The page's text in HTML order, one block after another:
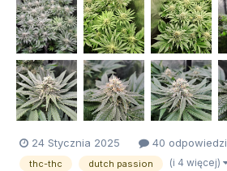
24 Stycznia 2025 40 odpowiedzi
thc-thc dutch passion (i 4 więcej)